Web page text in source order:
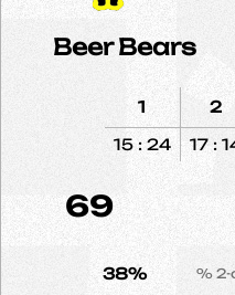
Beer Bears
1
15 : 24
2
17 :
69
38% % 2-